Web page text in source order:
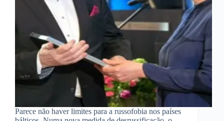
Parece não haver limites para a russofobia nos países